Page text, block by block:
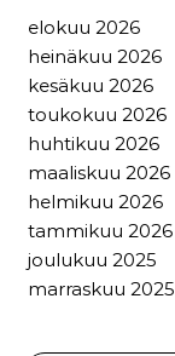
elokuu 2026
heinäkuu 2026
kesäkuu 2026
toukokuu 2026
huhtikuu 2026
maaliskuu 2026
helmikuu 2026
tammikuu 2026
joulukuu 2025
marraskuu 2025